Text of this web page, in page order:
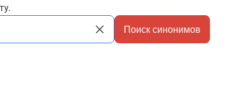
Поиск синонимов